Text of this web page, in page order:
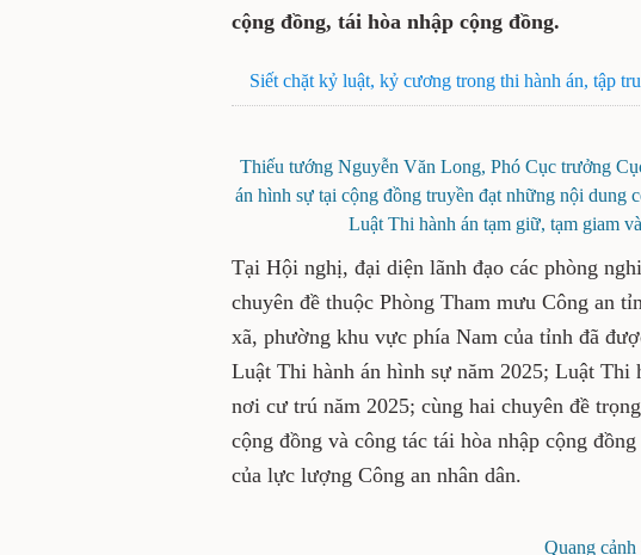
cộng đồng, tái hòa nhập cộng đồng.
Siết chặt kỷ luật, kỷ cương trong thi hành án, tập
Thiếu tướng Nguyễn Văn Long, Phó Cục trưởng
án hình sự tại cộng đồng truyền đạt những nội dung
Luật Thi hành án tạm giữ, tạm giam
Tại Hội nghị, đại diện lãnh đạo các phòng
chuyên đề thuộc Phòng Tham mưu Công an
xã, phường khu vực phía Nam của tỉnh đã
Luật Thi hành án hình sự năm 2025; Luật
nơi cư trú năm 2025; cùng hai chuyên đề
cộng đồng và công tác tái hòa nhập cộng
của lực lượng Công an nhân dân.
Quang